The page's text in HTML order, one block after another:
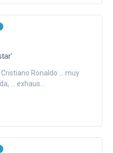
Ronaldo ... muy
... exhaus...